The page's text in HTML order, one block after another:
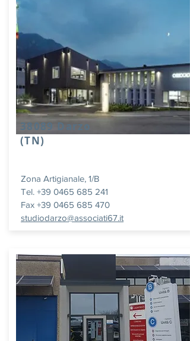
38089 Darzo
(TN)
Zona Artigianale, 1/B
Tel. +39 0465 685 241
Fax +39 0465 685 470
studiodarzo@associati67.it